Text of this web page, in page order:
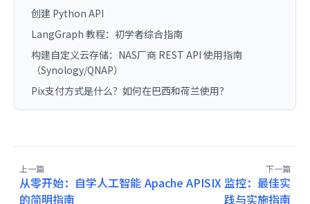
创建 Python API
LangGraph 教程：初学者综合指南
构建自定义云存储：NAS厂商 REST API 使用指南
（Synology/QNAP）
Pix支付方式是什么？如何在巴西和荷兰使用？
上一篇
从零开始：自学人工智能
的简明指南
下一篇
Apache APISIX 监控：最佳实
践与实施指南